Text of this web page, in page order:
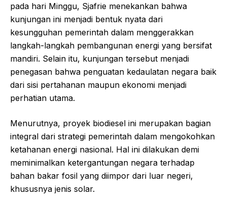
pada hari Minggu, Sjafrie menekankan bahwa
kunjungan ini menjadi bentuk nyata dari
kesungguhan pemerintah dalam menggerakkan
langkah-langkah pembangunan energi yang bersifat
mandiri. Selain itu, kunjungan tersebut menjadi
penegasan bahwa penguatan kedaulatan negara baik
dari sisi pertahanan maupun ekonomi menjadi
perhatian utama.
Menurutnya, proyek biodiesel ini merupakan bagian
integral dari strategi pemerintah dalam mengokohkan
ketahanan energi nasional. Hal ini dilakukan demi
meminimalkan ketergantungan negara terhadap
bahan bakar fosil yang diimpor dari luar negeri,
khususnya jenis solar.